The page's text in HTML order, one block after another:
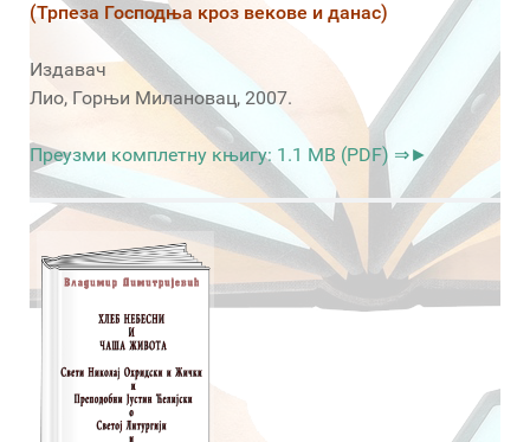
(Трпеза Господња кроз векове и данас)
Издавач
Лио, Горњи Милановац, 2007.
Преузми комплетну књигу: 1.1 MB (PDF) ⇒►